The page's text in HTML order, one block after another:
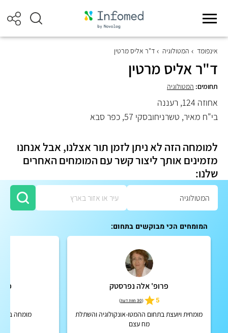
אינפומד המטולוגיה ד"ר אליס מרטין
ד"ר אליס מרטין
תחומים: המטולוגיה
אחוזה 124, רעננה
בי"ח מאיר, טשרניחובסקי 57, כפר סבא
למומחה הזה לא ניתן לזמן תור אצלנו, אבל אנחנו
מזמינים אותך ליצור קשר עם המומחים האחרים
שלנו:
המומחים הכי מבוקשים בתחום:
פרופ' אלה נפרסטק
5
(30 חוות דעת )
מומחית ויועצת בתחום ההמטו-אונקולוגיה והשתלת
מח עצם
מומחה